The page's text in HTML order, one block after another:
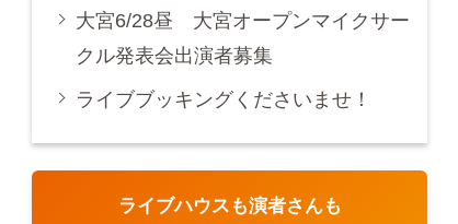
大宮6/28昼 大宮オープンマイクサー
クル発表会出演者募集
ライブブッキングくださいませ！
ライブハウスも演者さんも